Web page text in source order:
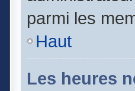
parmi les
Haut
Les heures